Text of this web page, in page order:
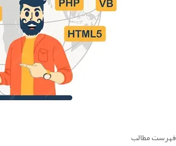
فهرست مطالب